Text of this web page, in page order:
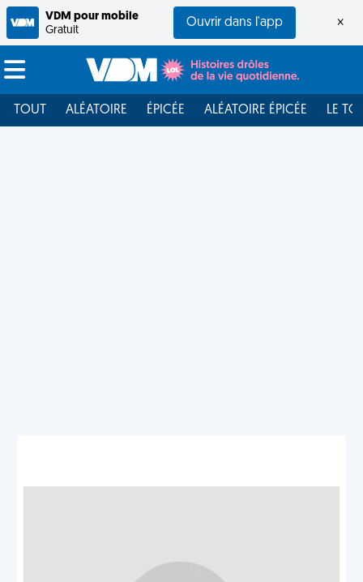
VDM pour mobile
Gratuit
Ouvrir dans l'app ×
TOUT ALÉATOIRE ÉPICÉE ALÉATOIRE ÉPICÉE LE